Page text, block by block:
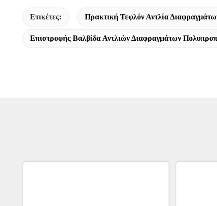
Ετικέτες: Πρακτική Τεφλόν Αντλία
Επιστροφής Βαλβίδα Αντλιών Διαφραγμάτων